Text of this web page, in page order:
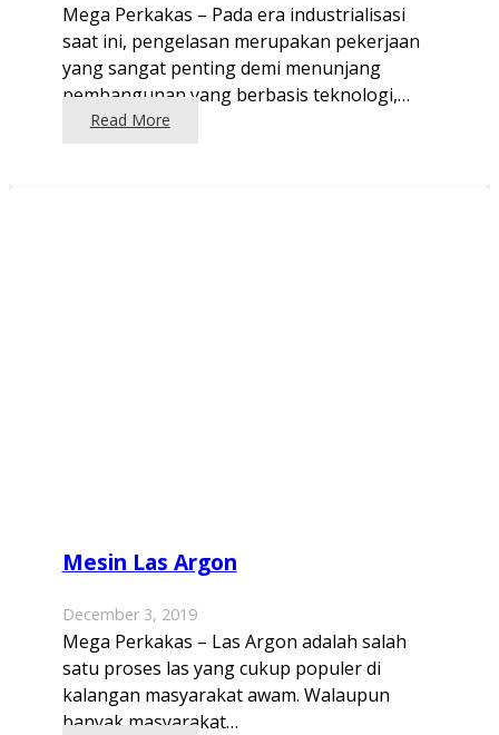
Mega Perkakas – Pada era industrialisasi
saat ini, pengelasan merupakan pekerjaan
yang sangat penting demi menunjang
pembangunan yang berbasis teknologi,…
Read More
Mesin Las Argon
December 3, 2019
Mega Perkakas – Las Argon adalah salah
satu proses las yang cukup populer di
kalangan masyarakat awam. Walaupun
banyak masyarakat…